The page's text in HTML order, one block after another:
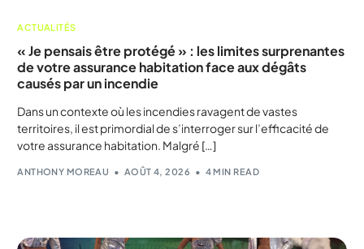
ACTUALITÉS
« Je pensais être protégé » : les limites surprenantes
de votre assurance habitation face aux dégâts
causés par un incendie
Dans un contexte où les incendies ravagent de vastes
territoires, il est primordial de s’interroger sur l’efficacité de
votre assurance habitation. Malgré […]
ANTHONY MOREAU AOÛT 4, 2026 4 MIN READ